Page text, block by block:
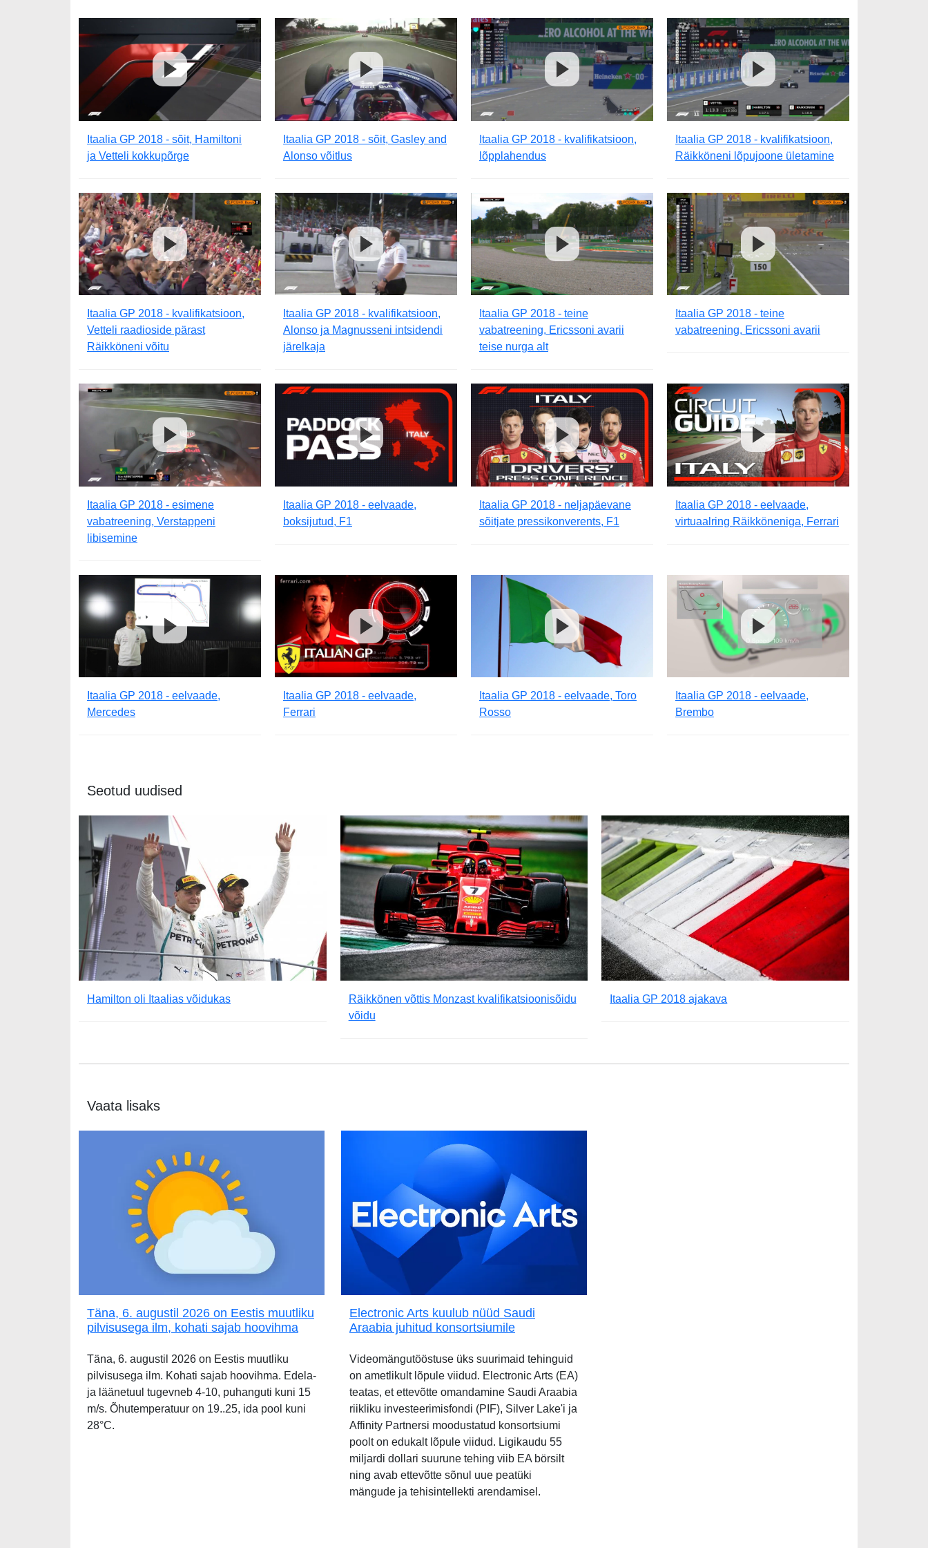
Itaalia GP 2018 - sõit, Hamiltoni
ja Vetteli kokkupõrge
Itaalia GP 2018 - sõit, Gasley and
Alonso võitlus
Itaalia GP 2018 - kvalifikatsioon,
lõpplahendus
Itaalia GP 2018 - kvalifikatsioon,
Räikköneni lõpujoone ületamine
Itaalia GP 2018 - kvalifikatsioon,
Vetteli raadioside pärast
Räikköneni võitu
Itaalia GP 2018 - kvalifikatsioon,
Alonso ja Magnusseni intsidendi
järelkaja
Itaalia GP 2018 - teine
vabatreening, Ericssoni avarii
teise nurga alt
Itaalia GP 2018 - teine
vabatreening, Ericssoni avarii
Itaalia GP 2018 - esimene
vabatreening, Verstappeni
libisemine
Itaalia GP 2018 - eelvaade,
boksijutud, F1
Itaalia GP 2018 - neljapäevane
sõitjate pressikonverents, F1
Itaalia GP 2018 - eelvaade,
virtuaalring Räikköneniga, Ferrari
Itaalia GP 2018 - eelvaade,
Mercedes
Itaalia GP 2018 - eelvaade,
Ferrari
Itaalia GP 2018 - eelvaade, Toro
Rosso
Itaalia GP 2018 - eelvaade,
Brembo
Seotud uudised
Hamilton oli Itaalias võidukas
Räikkönen võttis Monzast kvalifikatsioonisõidu
võidu
Itaalia GP 2018 ajakava
Vaata lisaks
Täna, 6. augustil 2026 on Eestis muutliku
pilvisusega ilm, kohati sajab hoovihma
Täna, 6. augustil 2026 on Eestis muutliku
pilvisusega ilm. Kohati sajab hoovihma. Edela-
ja läänetuul tugevneb 4-10, puhanguti kuni 15
m/s. Õhutemperatuur on 19..25, ida pool kuni
28°C.
Electronic Arts kuulub nüüd Saudi
Araabia juhitud konsortsiumile
Videomängutööstuse üks suurimaid tehinguid
on ametlikult lõpule viidud. Electronic Arts (EA)
teatas, et ettevõtte omandamine Saudi Araabia
riikliku investeerimisfondi (PIF), Silver Lake'i ja
Affinity Partnersi moodustatud konsortsiumi
poolt on edukalt lõpule viidud. Ligikaudu 55
miljardi dollari suurune tehing viib EA börsilt
ning avab ettevõtte sõnul uue peatüki
mängude ja tehisintellekti arendamisel.